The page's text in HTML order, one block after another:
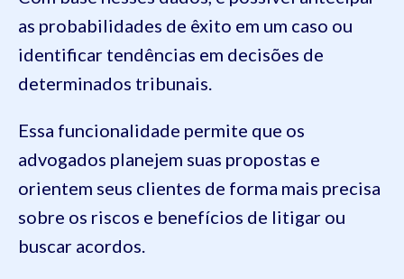
as probabilidades de êxito em um caso ou
identificar tendências em decisões de
determinados tribunais.
Essa funcionalidade permite que os
advogados planejem suas propostas e
orientem seus clientes de forma mais precisa
sobre os riscos e benefícios de litigar ou
buscar acordos.